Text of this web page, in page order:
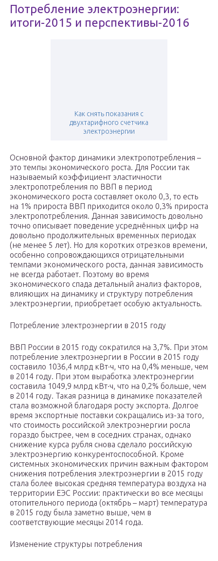
Потребление электроэнергии:
итоги-2015 и перспективы-2016
Как снять показания с
двухтарифного счетчика
электроэнергии
Основной фактор динамики электропотребления –
это темпы экономического роста. Для России так
называемый коэффициент эластичности
электропотребления по ВВП в период
экономического роста составляет около 0,3, то есть
на 1% прироста ВВП приходится около 0,3% прироста
электропотребления. Данная зависимость довольно
точно описывает поведение усреднённых цифр на
довольно продолжительных временных периодах
(не менее 5 лет). Но для коротких отрезков времени,
особенно сопровождающихся отрицательными
темпами экономического роста, данная зависимость
не всегда работает. Поэтому во время
экономического спада детальный анализ факторов,
влияющих на динамику и структуру потребления
электроэнергии, приобретает особую актуальность.
Потребление электроэнергии в 2015 году
ВВП России в 2015 году сократился на 3,7%. При этом
потребление электроэнергии в России в 2015 году
составило 1036,4 млрд кВт·ч, что на 0,4% меньше, чем
в 2014 году. При этом выработка электроэнергии
составила 1049,9 млрд кВт·ч, что на 0,2% больше, чем
в 2014 году. Такая разница в динамике показателей
стала возможной благодаря росту экспорта. Долгое
время экспортные поставки сокращались из-за того,
что стоимость российской электроэнергии росла
гораздо быстрее, чем в соседних странах, однако
снижение курса рубля снова сделало российскую
электроэнергию конкурентоспособной. Кроме
системных экономических причин важным фактором
снижения потребления электроэнергии в 2015 году
стала более высокая средняя температура воздуха на
территории ЕЭС России: практически во все месяцы
отопительного периода (октябрь – март) температура
в 2015 году была заметно выше, чем в
соответствующие месяцы 2014 года.
Изменение структуры потребления